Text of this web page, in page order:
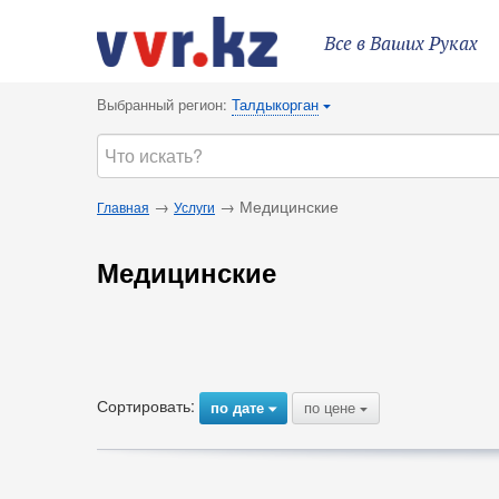
Все в Ваших Руках
Выбранный регион: Талдыкорган {
Главная → Услуги → Медицинские
Медицинские
Сортировать: по дате{ по цене {